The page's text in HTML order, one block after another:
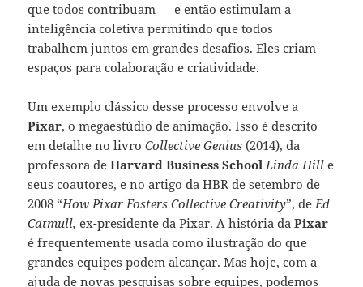
que todos contribuam — e então estimulam a
inteligência coletiva permitindo que todos
trabalhem juntos em grandes desafios. Eles criam
espaços para colaboração e criatividade.
Um exemplo clássico desse processo envolve a
Pixar, o megaestúdio de animação. Isso é descrito
em detalhe no livroCollective Genius (2014), da
professora deHarvard Business School Linda Hill e
seus coautores, e no artigo da HBR de setembro de
2008 “How Pixar Fosters Collective Creativity”, deEd
Catmull, ex-presidente da Pixar. A história daPixar
é frequentemente usada como ilustração do que
grandes equipes podem alcançar. Mas hoje, com a
ajuda de novas pesquisas sobre equipes, podemos